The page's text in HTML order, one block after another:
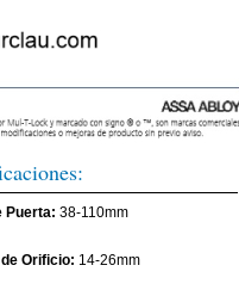
Puerta: 38-110mm
Orificio: 14-26mm